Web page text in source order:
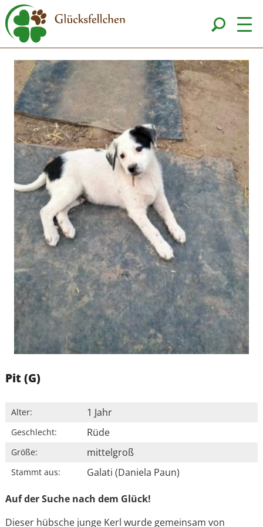
Pit (G)
Alter: 1 Jahr
Geschlecht: Rüde
Größe: mittelgroß
Stammt aus: Galati (Daniela Paun)
Auf der Suche nach dem Glück!
Dieser hübsche junge Kerl wurde gemeinsam von